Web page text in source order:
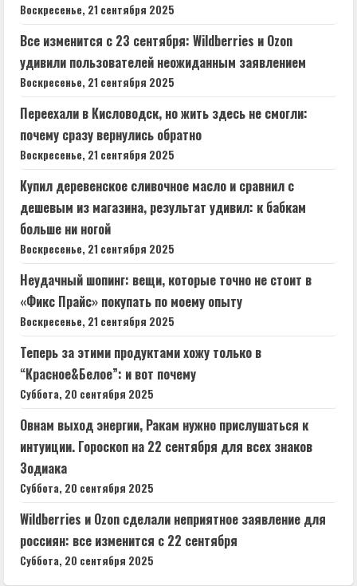
Воскресенье, 21 сентября 2025
Все изменится с 23 сентября: Wildberries и Ozon
удивили пользователей неожиданным заявлением
Воскресенье, 21 сентября 2025
Переехали в Кисловодск, но жить здесь не смогли:
почему сразу вернулись обратно
Воскресенье, 21 сентября 2025
Купил деревенское сливочное масло и сравнил с
дешевым из магазина, результат удивил: к бабкам
больше ни ногой
Воскресенье, 21 сентября 2025
Неудачный шопинг: вещи, которые точно не стоит в
«Фикс Прайс» покупать по моему опыту
Воскресенье, 21 сентября 2025
Теперь за этими продуктами хожу только в
“Красное&Белое”: и вот почему
Суббота, 20 сентября 2025
Овнам выход энергии, Ракам нужно прислушаться к
интуиции. Гороскоп на 22 сентября для всех знаков
Зодиака
Суббота, 20 сентября 2025
Wildberries и Ozon сделали неприятное заявление для
россиян: все изменится с 22 сентября
Суббота, 20 сентября 2025